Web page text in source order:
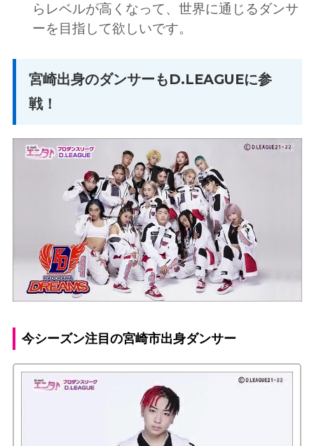
らレベルが高くなって、世界に通じるダンサ
ーを目指して欲しいです。
宮崎出身のダンサーもD.LEAGUEに参
戦！
今シーズン注目の宮崎市出身ダンサー